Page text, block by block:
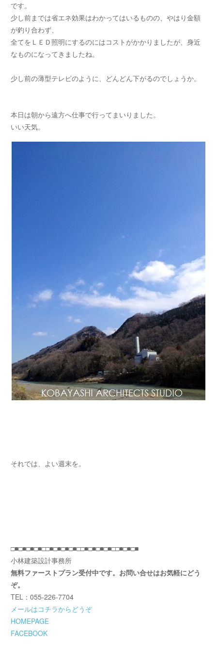
です。
少し前までは省エネ効果はわかってはいるものの、やはり金額
が釣り合わず、
全てをＬＥＤ照明にするのにはコストがかかりましたが、身近
なものになってきましたね。
少し前の薄型テレビのように、どんどん下がるのでしょうか。
本日は朝から遠方へ仕事で行ってまいりました。
いい天気。
それでは、よい週末を。
□■□■□■□■□□■□■□■□■□□■□■□■□■□□■□■□■
小林建築設計事務所
無料ファーストプラン受付中です。お問い合せはお気軽にどう
ぞ。
TEL：055-226-7704
メールはコチラからどうぞ
HOMEPAGE
FACEBOOK